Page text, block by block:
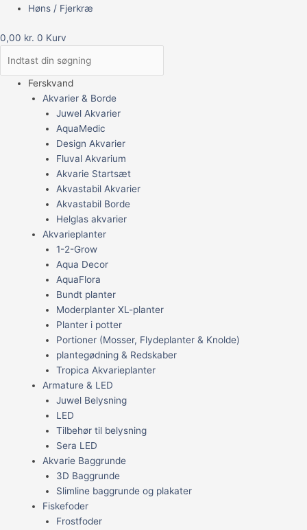
Høns / Fjerkræ
0,00 kr. 0 Kurv
Ferskvand
Akvarier & Borde
Juwel Akvarier
AquaMedic
Design Akvarier
Fluval Akvarium
Akvarie Startsæt
Akvastabil Akvarier
Akvastabil Borde
Helglas akvarier
Akvarieplanter
1-2-Grow
Aqua Decor
AquaFlora
Bundt planter
Moderplanter XL-planter
Planter i potter
Portioner (Mosser, Flydeplanter & Knolde)
plantegødning & Redskaber
Tropica Akvarieplanter
Armature & LED
Juwel Belysning
LED
Tilbehør til belysning
Sera LED
Akvarie Baggrunde
3D Baggrunde
Slimline baggrunde og plakater
Fiskefoder
Frostfoder